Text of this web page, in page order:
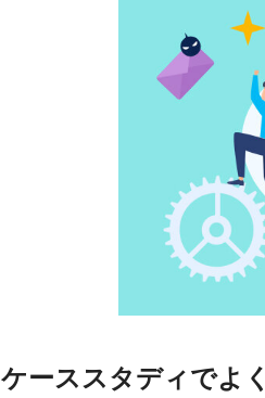
ケーススタディでよ